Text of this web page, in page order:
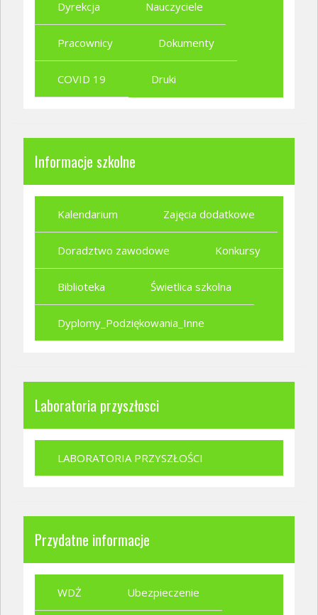
Dyrekcja Nauczyciele
Pracownicy Dokumenty
COVID 19 Druki
Informacje szkolne
Kalendarium Zajęcia dodatkowe
Doradztwo zawodowe Konkursy
Biblioteka Świetlica szkolna
Dyplomy_Podziękowania_Inne
Laboratoria przyszłosci
LABORATORIA PRZYSZŁOŚCI
Przydatne informacje
WDŻ Ubezpieczenie